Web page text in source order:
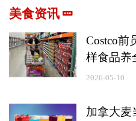
美食资讯
Costco前
样食品养
2026-05-10
加拿大麦